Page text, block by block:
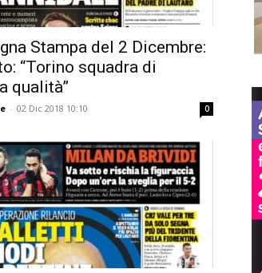
Stampa del 2 Dicembre:
“Torino squadra di
qualità”
- 02 Dic 2018 10:10 0